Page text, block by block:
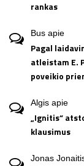
rankas
Bus apie
Pagal
atleistam E.
poveikio
Algis apie
„Ignitis“
klausimus
Jonas